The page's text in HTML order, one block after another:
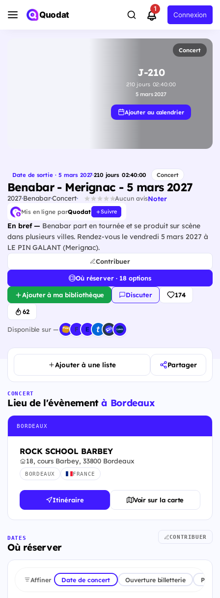
Quodat
1
Connexion
Concert
J-210
210jours 02:39:59
5 mars 2027
Ajouter au calendrier
Date de sortie · 5 mars 2027·210 jours 02:39:59 Concert
Benabar - Merignac - 5 mars 2027
2027BenabarConcert Aucun avisNoter
Mis en ligne parQuodat Suivre
En bref — Benabar part en tournée et se produit sur scène
dans plusieurs villes. Rendez-vous le vendredi 5 mars 2027 à
LE PIN GALANT (Merignac).
Contribuer
Où réserver · 18 options
Ajouter à ma bibliothèque Discuter 174
62
Disponible sur —
Ajouter à une liste Partager
CONCERT
Lieu de l'évènementà Bordeaux
BORDEAUX
ROCK SCHOOL BARBEY
18, cours Barbey, 33800 Bordeaux
BORDEAUX FRANCE
Itinéraire Voir sur la carte
DATES
Où réserver
CONTRIBUER
Affiner Date de concert Ouverture billetterie